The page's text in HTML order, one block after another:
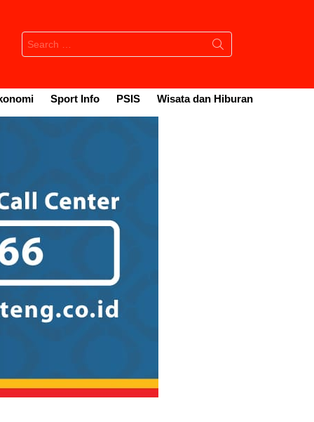
Search
for:
Sport Info PSIS Wisata dan Hiburan